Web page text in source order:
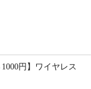
円】ワイヤレス